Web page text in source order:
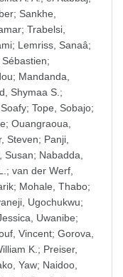
; Sankhe,
; Trabelsi,
; Lemriss, Sanaâ;
;
; Mandanda,
Shymaa S. ;
; Tope, Sobajo;
; Ouangraoua,
Steven; Panji,
Susan; Nabadda,
; van der Werf,
; Mohale, Thabo;
Ugochukwu;
Uwanibe;
Vincent; Gorova,
K. ; Preiser,
Yaw; Naidoo,